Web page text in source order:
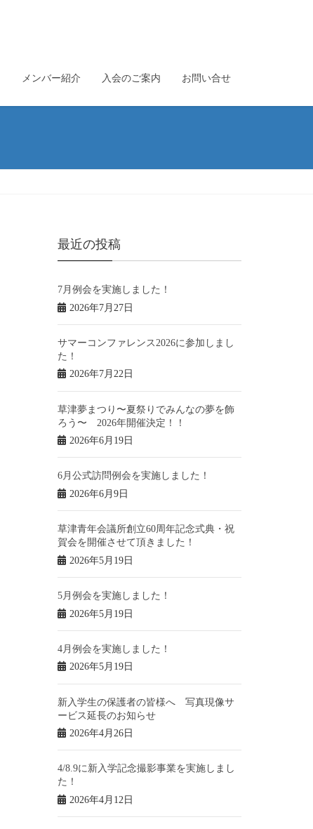
メンバー紹介 入会のご案内 お問い合せ
最近の投稿
7月例会を実施しました！
2026年7月27日
サマーコンファレンス2026に参加しまし
た！
2026年7月22日
草津夢まつり〜夏祭りでみんなの夢を飾
ろう〜 2026年開催決定！！
2026年6月19日
6月公式訪問例会を実施しました！
2026年6月9日
草津青年会議所創立60周年記念式典・祝
賀会を開催させて頂きました！
2026年5月19日
5月例会を実施しました！
2026年5月19日
4月例会を実施しました！
2026年5月19日
新入学生の保護者の皆様へ 写真現像サ
ービス延長のお知らせ
2026年4月26日
4/8.9に新入学記念撮影事業を実施しまし
た！
2026年4月12日